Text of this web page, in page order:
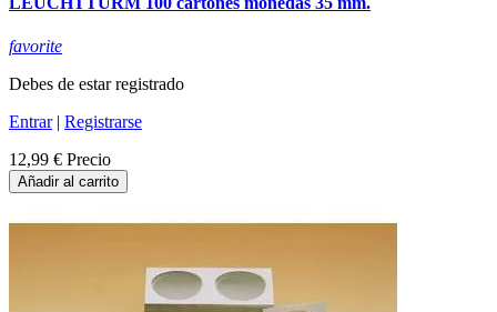
favorite
Debes de estar registrado
Entrar| Registrarse
12,99 € Precio
Añadir al carrito